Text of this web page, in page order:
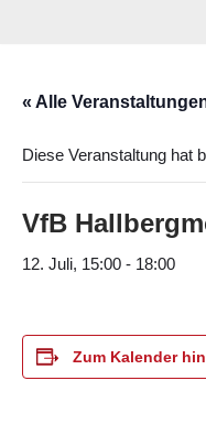
springen
« Alle
Diese Veranstaltung hat
VfB
12. Juli, 15:00 - 18:00
Zum Kalender